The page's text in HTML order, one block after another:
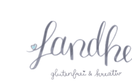
springen
Zöliakie, glutenfreie Ernährung